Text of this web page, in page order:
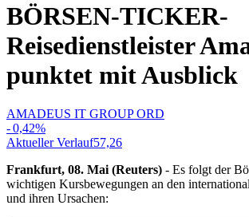
BÖRSEN-TICKER-
Reisedienstleister
punktet mit Ausblick
AMADEUS IT GROUP ORD
-0,42%
Aktueller Verlauf57,26
Frankfurt, 08. Mai (Reuters) - Es folgt der
wichtigen Kursbewegungen an den
und ihren Ursachen: